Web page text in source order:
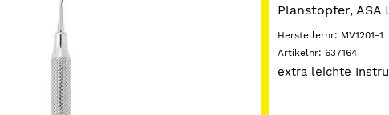
Planstopfer, ASA
Herstellernr: MV1201-1
Artikelnr: 637164
extra leichte